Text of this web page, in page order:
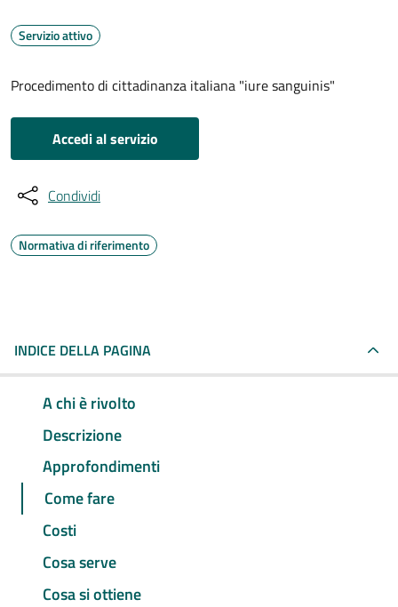
Servizio attivo
Procedimento di cittadinanza italiana "iure sanguinis"
Accedi al servizio
Condividi
Normativa di riferimento
INDICE DELLA PAGINA
A chi è rivolto
Descrizione
Approfondimenti
Come fare
Costi
Cosa serve
Cosa si ottiene